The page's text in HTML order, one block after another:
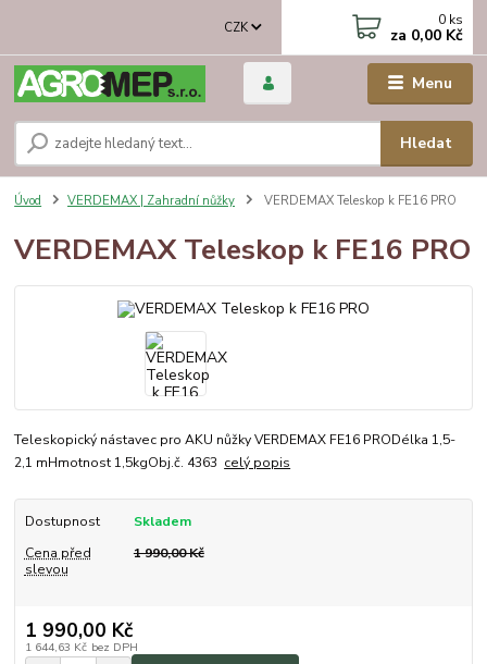
Menu
CZK
Hledat
0 ks
za 0,00 Kč
Úvod VERDEMAX | Zahradní nůžky VERDEMAX Teleskop k FE16 PRO
VERDEMAX Teleskop k FE16 PRO
Teleskopický nástavec pro AKU nůžky VERDEMAX FE16 PRODélka 1,5-
2,1 mHmotnost 1,5kgObj.č. 4363 celý popis
Dostupnost
Skladem
Cena před
slevou
1 990,00 Kč
1 990,00 Kč
1 644,63 Kč bez DPH